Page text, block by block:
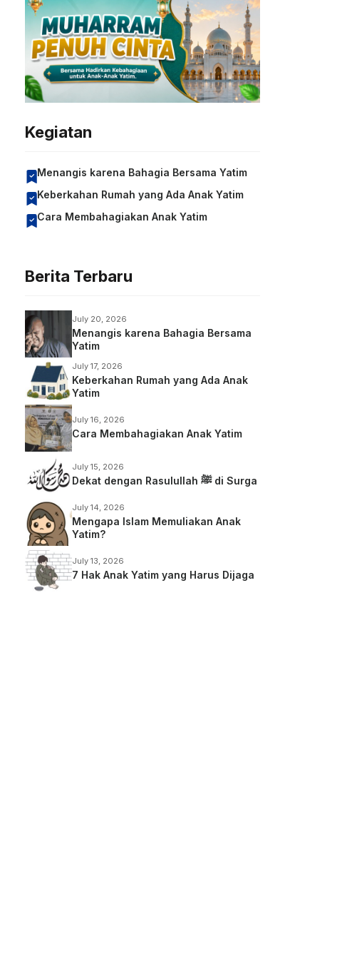
Kegiatan
Menangis karena Bahagia Bersama Yatim
Keberkahan Rumah yang Ada Anak Yatim
Cara Membahagiakan Anak Yatim
Berita Terbaru
July 20, 2026
Menangis karena Bahagia Bersama
Yatim
July 17, 2026
Keberkahan Rumah yang Ada Anak
Yatim
July 16, 2026
Cara Membahagiakan Anak Yatim
July 15, 2026
Dekat dengan Rasulullah ﷺ di Surga
July 14, 2026
Mengapa Islam Memuliakan Anak
Yatim?
July 13, 2026
7 Hak Anak Yatim yang Harus Dijaga